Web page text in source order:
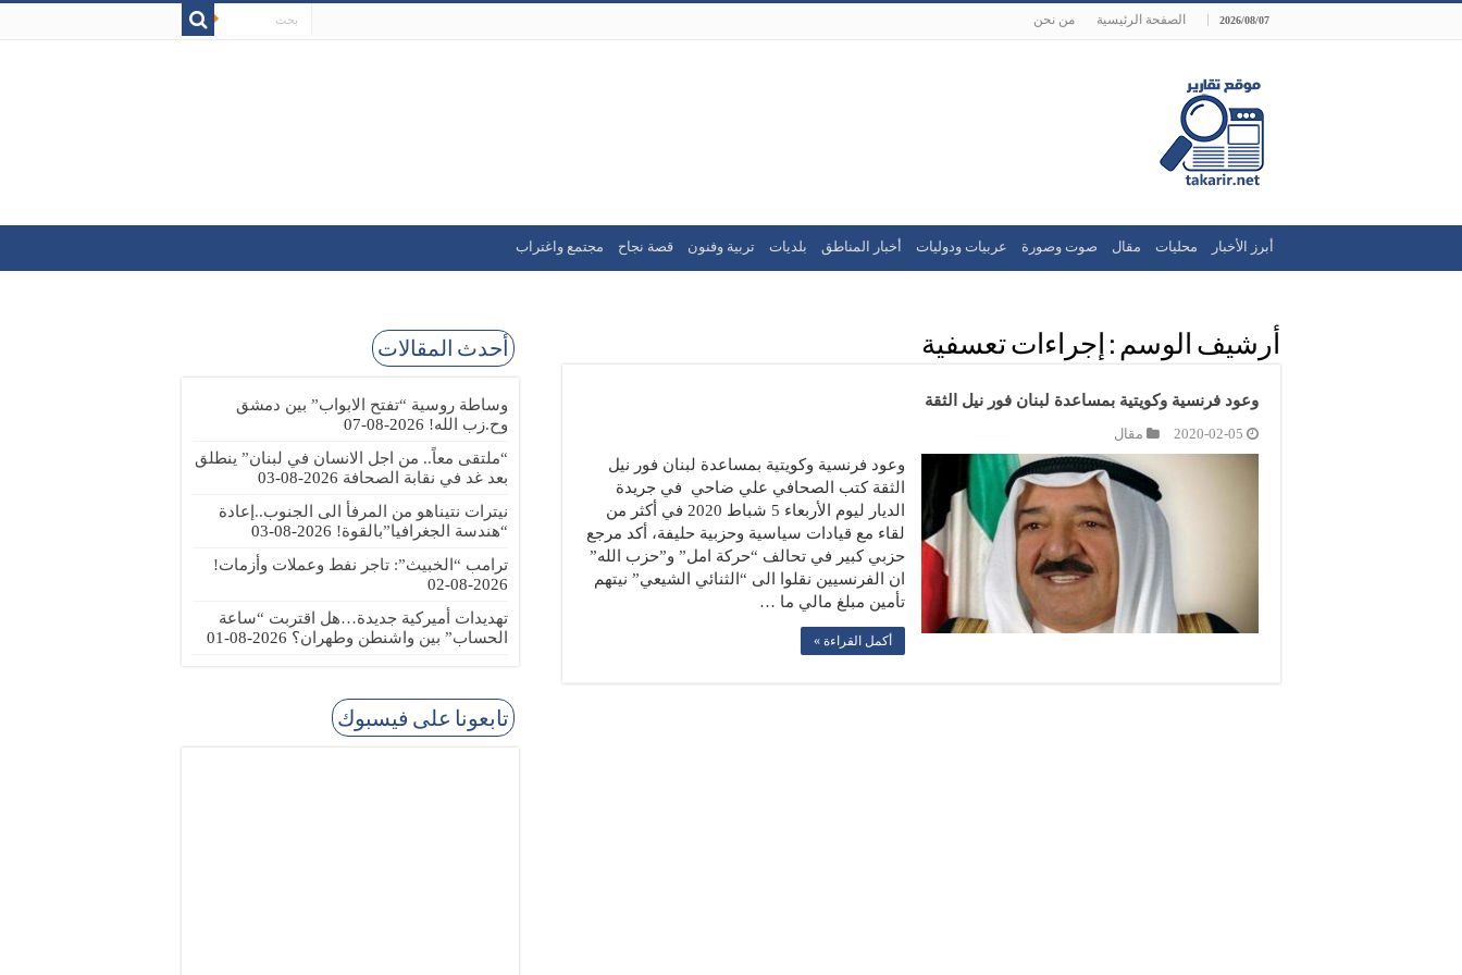
2026/08/07 الصفحة الرئيسية من نحن
أبرز الأخبار محليات مقال صوت وصورة عربيات ودوليات أخبار المناطق بلديات تربية وفنون قصة نجاح مجتمع واغتراب
أرشيف الوسم : إجراءات تعسفية
وعود فرنسية وكويتية بمساعدة لبنان فور نيل الثقة
2020-02-05 مقال
وعود فرنسية وكويتية بمساعدة لبنان فور نيل
الثقة كتب الصحافي علي ضاحي في جريدة
الديار ليوم الأربعاء 5 شباط 2020 في أكثر من
لقاء مع قيادات سياسية وحزبية حليفة، أكد مرجع
حزبي كبير في تحالف “حركة امل” و”حزب الله”
ان الفرنسيين نقلوا الى “الثنائي الشيعي” نيتهم
تأمين مبلغ مالي ما …
أكمل القراءة »
أحدث المقالات
وساطة روسية “تفتح الابواب” بين دمشق
وح.زب الله! 2026-08-07
“ملتقى معاً.. من اجل الانسان في لبنان” ينطلق
بعد غد في نقابة الصحافة 2026-08-03
نيترات نتيناهو من المرفأ الى الجنوب..إعادة
“هندسة الجغرافيا”بالقوة! 2026-08-03
ترامب “الخبيث”: تاجر نفط وعملات وأزمات!
2026-08-02
تهديدات أميركية جديدة…هل اقتربت “ساعة
الحساب” بين واشنطن وطهران؟ 2026-08-01
تابعونا على فيسبوك